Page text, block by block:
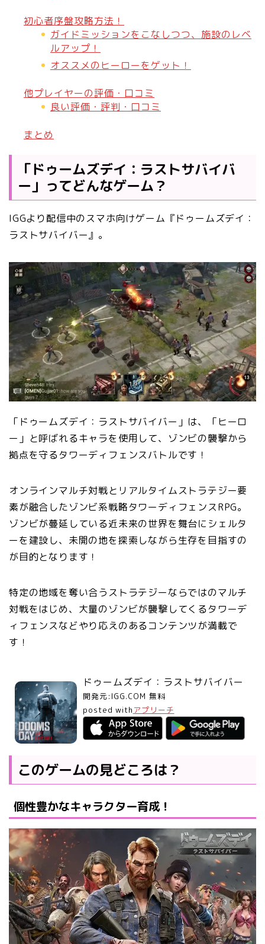
初心者序盤攻略方法！
ガイドミッションをこなしつつ、施設のレベ
ルアップ！
オススメのヒーローをゲット！
他プレイヤーの評価・口コミ
良い評価・評判・口コミ
まとめ
「ドゥームズデイ：ラストサバイバ
ー」ってどんなゲーム？
IGGより配信中のスマホ向けゲーム『ドゥームズデイ：
ラストサバイバー』。
「ドゥームズデイ：ラストサバイバー」は、
「ヒーロ
ー」と呼ばれるキャラを使用して、ゾンビの襲撃から
拠点を守るタワーディフェンスバトルです ！
オンラインマルチ対戦とリアルタイムストラテジー要
素が融合したゾンビ系戦略タワーディフェンスRPG。
ゾンビが蔓延している近未来の世界を舞台にシェルタ
ーを建設し、未開の地を探索しながら生存を目指すの
が目的となります！
特定の地域を奪い合うストラテジーならではのマルチ
対戦をはじめ、大量のゾンビが襲撃してくるタワーデ
ィフェンスなどやり応えのあるコンテンツが満載で
す！
ドゥームズデイ：ラストサバイバー
開発元: IGG.COM 無料
posted with アプリーチ
このゲームの見どころは？
個性豊かなキャラクター育成！